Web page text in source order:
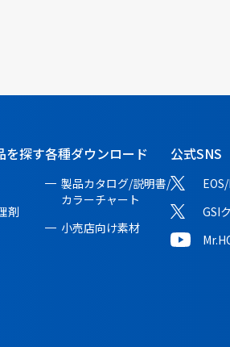
を探す
剤
各種ダウンロード
製品カタログ/説明書/
カラーチャート
小売店向け素材
公式SNS
GSI